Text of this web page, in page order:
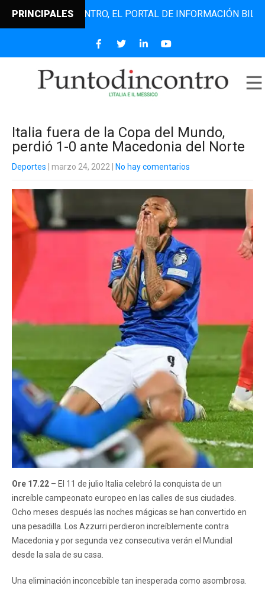
PRINCIPALES
PUNTODINCONTRO, EL PORTAL DE INFORMACIÓN
Italia fuera de la Copa del Mundo,
perdió 1-0 ante Macedonia del Norte
Deportes | marzo 24, 2022 No hay comentarios
Ore 17.22 – El 11 de julio Italia celebró la conquista de un
increíble campeonato europeo en las calles de sus ciudades.
Ocho meses después las noches mágicas se han convertido en
una pesadilla. Los Azzurri perdieron increíblemente contra
Macedonia y por segunda vez consecutiva verán el Mundial
desde la sala de su casa.
Una eliminación inconcebible tan inesperada como asombrosa.